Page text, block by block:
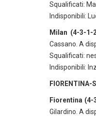
Squalificati:
Indisponibili:
Milan (4-3-1-
Cassano. A
Squalificati:
Indisponibili:
FIORENTINA-
Fiorentina (4-
Gilardino. A